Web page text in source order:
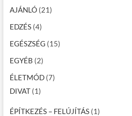
AJÁNLÓ(21)
EDZÉS(4)
EGÉSZSÉG (15)
EGYÉB (2)
ÉLETMÓD(7)
DIVAT(1)
ÉPÍTKEZÉS – FELÚJÍTÁS(1)